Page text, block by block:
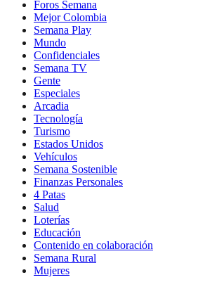
Foros Semana
Mejor Colombia
Semana Play
Mundo
Confidenciales
Semana TV
Gente
Especiales
Arcadia
Tecnología
Turismo
Estados Unidos
Vehículos
Semana Sostenible
Finanzas Personales
4 Patas
Salud
Loterías
Educación
Contenido en colaboración
Semana Rural
Mujeres